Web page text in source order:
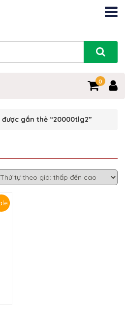
0
gắn thẻ “20000tlg2”